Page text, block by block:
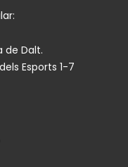
de Dalt.
Esports 1-7